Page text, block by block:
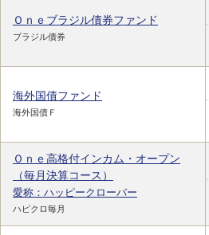
Ｏｎｅブラジル債券ファンド
ブラジル債券
海外国債ファンド
海外国債Ｆ
Ｏｎｅ高格付インカム・オープン
（毎月決算コース）
愛称：ハッピークローバー
ハピクロ毎月